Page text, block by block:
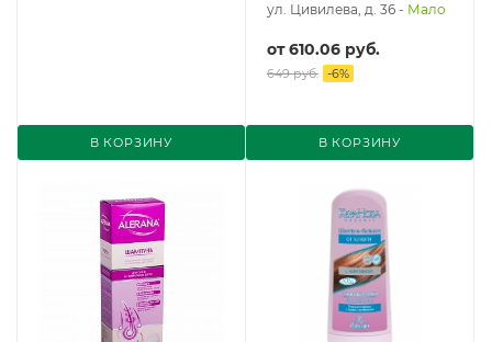
В КОРЗИНУ
ул. Цивилева, д. 36 - Мало
от610.06 руб.
649 руб. -6%
В КОРЗИНУ